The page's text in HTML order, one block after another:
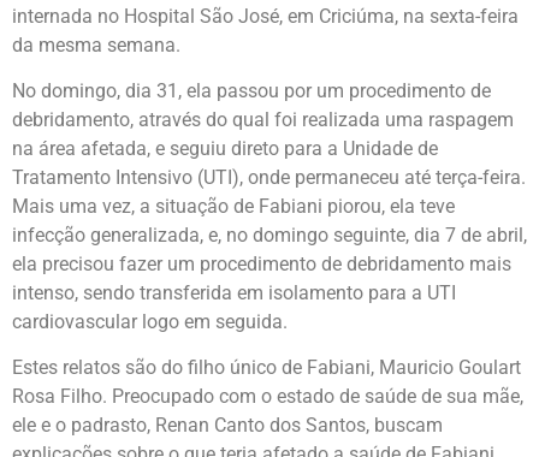
internada no Hospital São José, em Criciúma, na sexta-feira
da mesma semana.
No domingo, dia 31, ela passou por um procedimento de
debridamento, através do qual foi realizada uma raspagem
na área afetada, e seguiu direto para a Unidade de
Tratamento Intensivo (UTI), onde permaneceu até terça-feira.
Mais uma vez, a situação de Fabiani piorou, ela teve
infecção generalizada, e, no domingo seguinte, dia 7 de abril,
ela precisou fazer um procedimento de debridamento mais
intenso, sendo transferida em isolamento para a UTI
cardiovascular logo em seguida.
Estes relatos são do filho único de Fabiani, Mauricio Goulart
Rosa Filho. Preocupado com o estado de saúde de sua mãe,
ele e o padrasto, Renan Canto dos Santos, buscam